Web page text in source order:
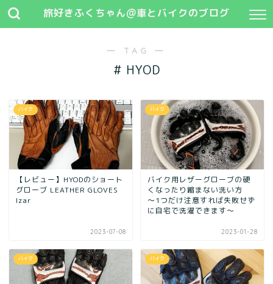
旅好きふくちゃん@車とバイクのブログ
― TAG ―
# HYOD
バイク
【レビュー】HYODのショート
グローブ LEATHER GLOVES
Izar
2023-07-08
バイク
バイク用レザーグローブの硬
くなったり縮まない洗い方
～1つだけ注意すれば失敗せず
に自宅で洗濯できます～
2023-01-28
バイク バイク